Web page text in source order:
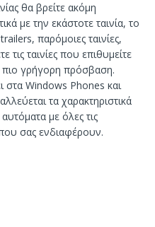
θα βρείτε ακόμη
με την εκάστοτε ταινία, το
παρόμοιες ταινίες,
ταινίες που επιθυμείτε
γρήγορη πρόσβαση.
στα Windows Phones και
τα χαρακτηριστικά
με όλες τις
που σας ενδιαφέρουν.